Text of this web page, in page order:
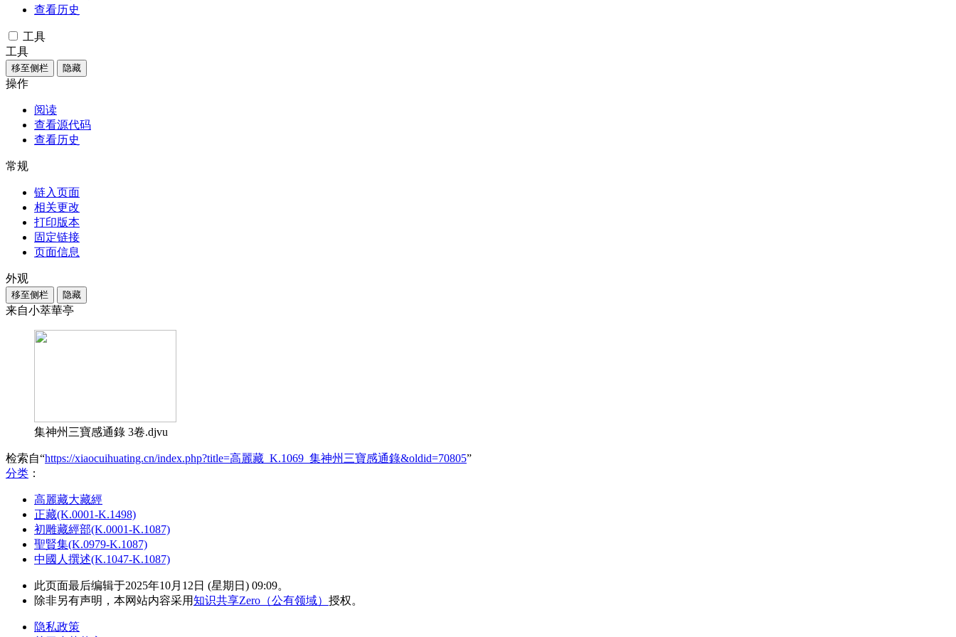
查看历史
工具
工具
移至侧栏 隐藏
操作
阅读
查看源代码
查看历史
常规
链入页面
相关更改
打印版本
固定链接
页面信息
外观
移至侧栏 隐藏
来自小萃華亭
集神州三寶感通錄 3卷.djvu
检索自“https://xiaocuihuating.cn/index.php?title=高麗藏_K.1069_集神州三寶感通錄&oldid=70805”
分类 ：​
高麗藏大藏經
正藏(K.0001-K.1498)
初雕藏經部(K.0001-K.1087)
聖賢集(K.0979-K.1087)
中國人撰述(K.1047-K.1087)
此页面最后编辑于2025年10月12日 (星期日) 09:09。
除非另有声明，本网站内容采用知识共享Zero（公有领域） 授权。
隐私政策